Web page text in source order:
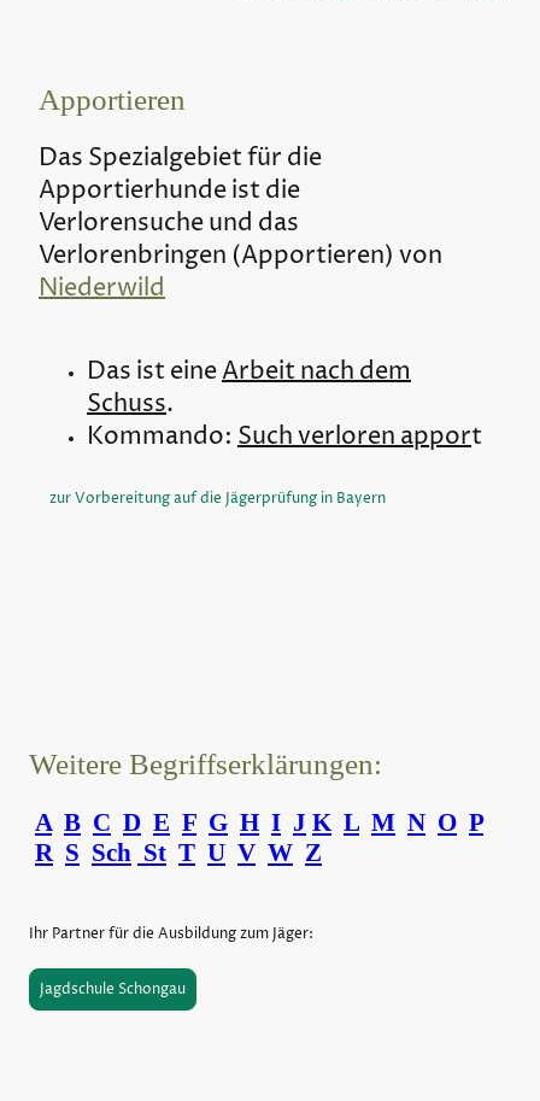
Apportieren
Das Spezialgebiet für die
Apportierhunde ist die
Verlorensuche und das
Verlorenbringen (Apportieren) von
Niederwild
Das ist eineArbeit nach dem
Schuss.
Kommando: Such verloren apport
zur Vorbereitung auf die Jägerprüfung in Bayern
Weitere Begriffserklärungen:
A B C D E F G H I J K L M N O P
R S Sch St T U V W Z
Ihr Partner für die Ausbildung zum Jäger:
Jagdschule Schongau